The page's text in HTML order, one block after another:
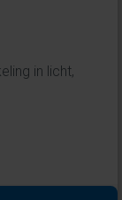
in licht,